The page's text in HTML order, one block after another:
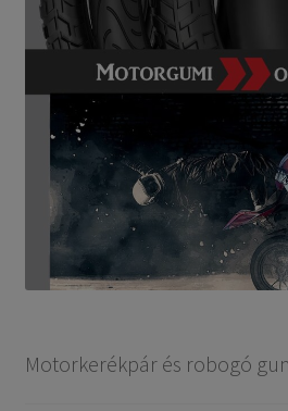
Motorkerékpár és robogó